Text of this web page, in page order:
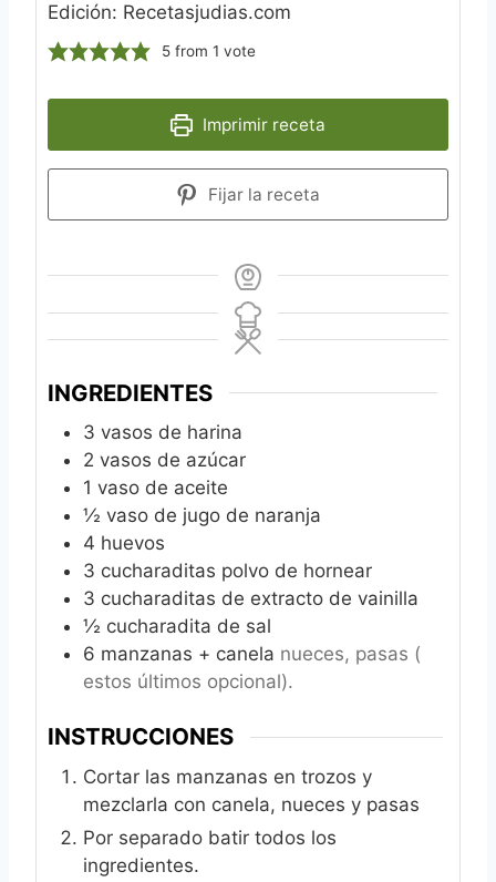
Edición: Recetasjudias.com
5 from 1 vote
Imprimir receta
Fijar la receta
INGREDIENTES
3 vasos de harina
2 vasos de azúcar
1 vaso de aceite
½ vaso de jugo de naranja
4 huevos
3 cucharaditas polvo de hornear
3 cucharaditas de extracto de vainilla
½ cucharadita de sal
6 manzanas + canela nueces, pasas (
estos últimos opcional).
INSTRUCCIONES
Cortar las manzanas en trozos y
mezclarla con canela, nueces y pasas
Por separado batir todos los
ingredientes.